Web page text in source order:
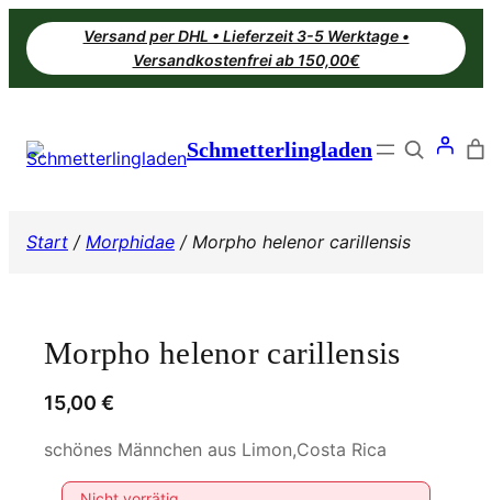
Zum
Inhalt
springen
Versand per DHL • Lieferzeit 3-5 Werktage •
Versandkostenfrei ab 150,00€
Schmetterlingladen Search
Start / Morphidae / Morpho helenor carillensis
Morpho helenor carillensis
15,00 €
schönes Männchen aus Limon,Costa Rica